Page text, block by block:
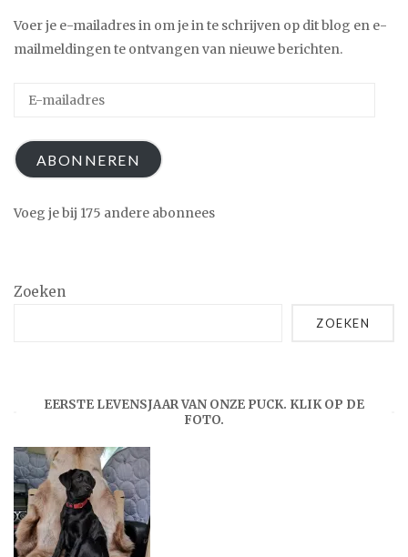
Voer je e-mailadres in om je in te schrijven op dit blog en e-
mailmeldingen te ontvangen van nieuwe berichten.
ABONNEREN
Voeg je bij 175 andere abonnees
Zoeken
ZOEKEN
EERSTE LEVENSJAAR VAN ONZE PUCK. KLIK OP DE
FOTO.